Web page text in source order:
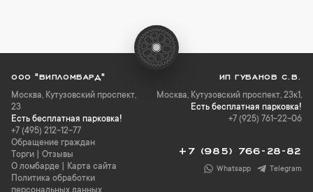
ООО "ВИПЛОМБАРД"
Москва, Кутузовский проспект,
23
Есть бесплатная парковка!
+7 (495) 212-12-77
Обращение граждан
Торги
Отзывы
О ломбарде
Карта сайта
Политика обработки
ИП ГУБАНОВ С.В.
Москва, Кутузовский проспект, 23к1,
Есть бесплатная парковка!
+7 (925) 761-22-06
+7 (985) 766-28-82
Whatsapp Telegram